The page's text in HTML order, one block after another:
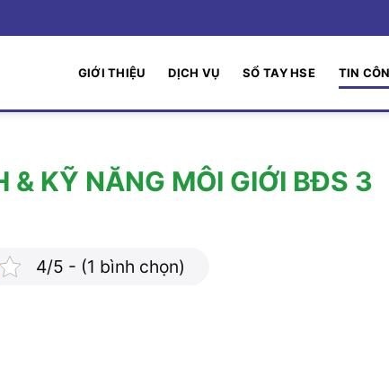
GIỚI THIỆU DỊCH VỤ SỔ TAY HSE TIN
& KỸ NĂNG MÔI GIỚI BĐS 3
4/5 - (1 bình chọn)